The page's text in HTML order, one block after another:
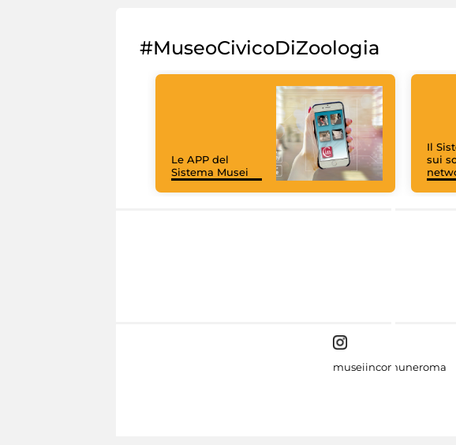
#MuseoCivicoDiZoologia
Le APP del
Sistema Musei
Il
sui
museiincomuneroma